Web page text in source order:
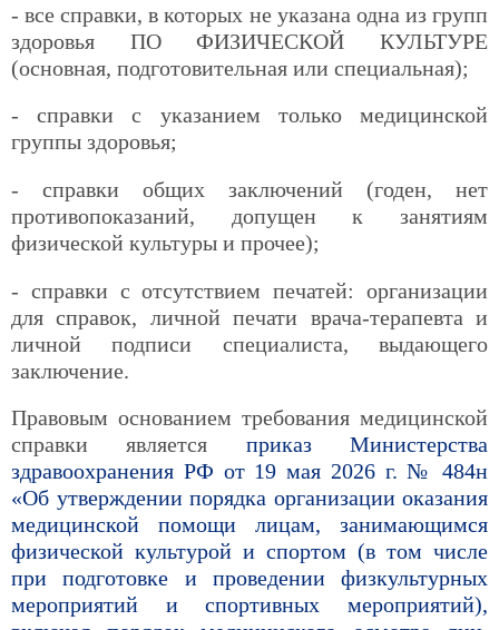
- все справки, в которых не указана одна из групп
здоровья ПО ФИЗИЧЕСКОЙ КУЛЬТУРЕ
(основная, подготовительная или специальная);
- справки с указанием только медицинской
группы здоровья;
- справки общих заключений (годен, нет
противопоказаний, допущен к занятиям
физической культуры и прочее);
- справки с отсутствием печатей: организации
для справок, личной печати врача-терапевта и
личной подписи специалиста, выдающего
заключение.
Правовым основанием требования медицинской
справки является приказ Министерства
здравоохранения РФ от 19 мая 2026 г. № 484н
«Об утверждении порядка организации оказания
медицинской помощи лицам, занимающимся
физической культурой и спортом (в том числе
при подготовке и проведении физкультурных
мероприятий и спортивных мероприятий),